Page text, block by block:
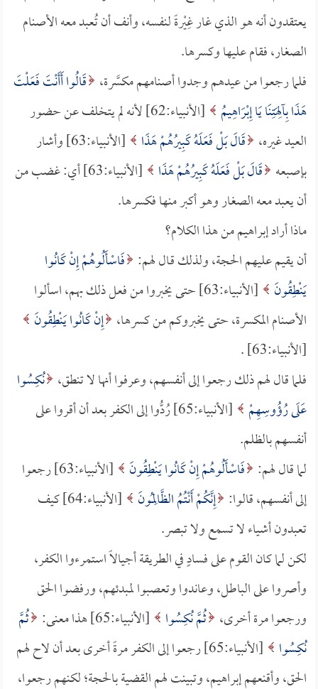
يعتقدون أنه هو الذي غار غِيْرةً لنفسه، وأنف أن تُعبد معه الأصنام
الصغار، فقام عليها وكسرها.
فلما رجعوا من عيدهم وجدوا أصنامهم مكسَّرة، قَالُوا أَأَنْتَ فَعَلْتَ
هَذَا بِآلِهَتِنَا يَا إِبْرَاهِيمُ
[الأنبياء:62] لأنه لم يتخلف عن حضور
العيد غيره، قَالَ بَلْ فَعَلَهُ كَبِيرُهُمْ هَذَا
[الأنبياء:63] وأشار
بإصبعه قَالَ بَلْ فَعَلَهُ كَبِيرُهُمْ هَذَا
[الأنبياء:63] أي: غضب من
أن يعبد معه الصغار وهو أكبر منها فكسرها.
ماذا أراد إبراهيم من هذا الكلام؟
أن يقيم عليهم الحجة، ولذلك قـال لهم: فَاسْأَلُوهُمْ إِنْ كَانُوا
يَنْطِقُونَ
[الأنبياء:63] حتى يخبروا من فعل ذلك بهم، اسألوا
الأصنام المكسرة، حتى يخبروكم من كسرها، إِنْ كَانُوا يَنْطِقُونَ
[الأنبياء:63] .
فلما قال لهم ذلك رجعوا إلى أنفسهم، وعرفوا أنها لا تنطق، نُكِسُوا
عَلَى رُؤُوسِهِمْ
[الأنبياء:65] رُدُّوا إلى الكفر بعد أن أقروا على
أنفسهم بالظلم.
لما قال لهم: فَاسْأَلُوهُمْ إِنْ كَانُوا يَنْطِقُونَ
[الأنبياء:63] رجعوا
إلى أنفسهم، قالوا: إِنَّكُمْ أَنْتُمُ الظَّالِمُونَ
[الأنبياء:64] كيف
تعبدون أشياء لا تسمع ولا تبصر.
لكن لما كان القوم على فسادٍ في الطريقة أجيالاً استمرءوا الكفر،
وأصروا على الباطل، وعاندوا وتعصبوا لمبدئهم، ورفضوا الحق
ورجعوا مرة أخرى، ثُمَّ نُكِسُوا [الأنبياء:65] هذا معنى:
ثُمَّ
نُكِسُوا
[الأنبياء:65] رجعوا إلى الكفر مرةً أخرى بعد أن لاح لهم
الحق، وأقنعهم إبراهيم، وتبينت لهم القضية بالحجة؛ لكنهم رجعوا،